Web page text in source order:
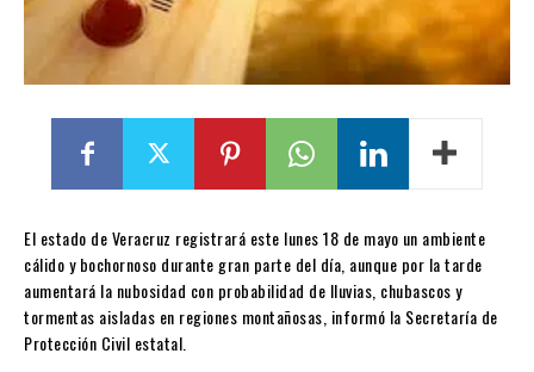
El estado de Veracruz registrará este lunes 18 de mayo un ambiente
cálido y bochornoso durante gran parte del día, aunque por la tarde
aumentará la nubosidad con probabilidad de lluvias, chubascos y
tormentas aisladas en regiones montañosas, informó la Secretaría de
Protección Civil estatal.